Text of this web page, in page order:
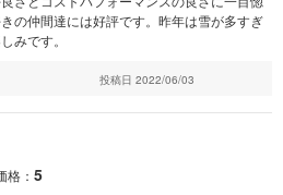
の仲間達には好評です。昨年は雪が多すぎ
みです。
投稿日 2022/06/03
格： 5